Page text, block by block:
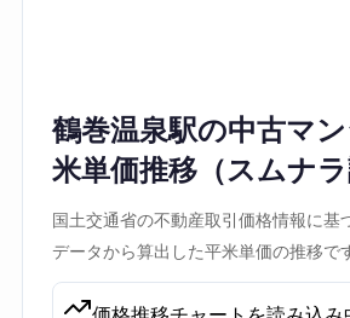
鶴巻温泉駅の中古マ
米単価推移（スムナラ
国土交通省の不動産取引価格情報に基
データから算出した平米単価の推移で